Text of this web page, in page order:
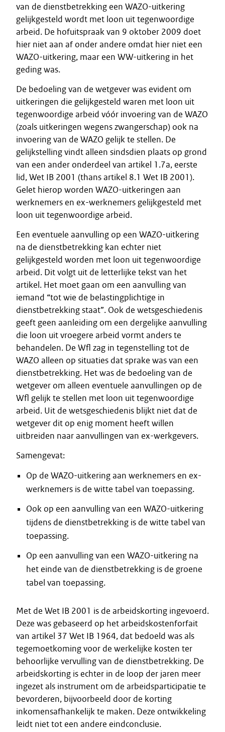
van de dienstbetrekking een WAZO-uitkering
gelijkgesteld wordt met loon uit tegenwoordige
arbeid. De hofuitspraak van 9 oktober 2009 doet
hier niet aan af onder andere omdat hier niet een
WAZO-uitkering, maar een WW-uitkering in het
geding was.
De bedoeling van de wetgever was evident om
uitkeringen die gelijkgesteld waren met loon uit
tegenwoordige arbeid vóór invoering van de WAZO
(zoals uitkeringen wegens zwangerschap) ook na
invoering van de WAZO gelijk te stellen. De
gelijkstelling vindt alleen sindsdien plaats op grond
van een ander onderdeel van artikel 1.7a, eerste
lid, Wet IB 2001 (thans artikel 8.1 Wet IB 2001).
Gelet hierop worden WAZO-uitkeringen aan
werknemers en ex-werknemers gelijkgesteld met
loon uit tegenwoordige arbeid.
Een eventuele aanvulling op een WAZO-uitkering
na de dienstbetrekking kan echter niet
gelijkgesteld worden met loon uit tegenwoordige
arbeid. Dit volgt uit de letterlijke tekst van het
artikel. Het moet gaan om een aanvulling van
iemand “tot wie de belastingplichtige in
dienstbetrekking staat”. Ook de wetsgeschiedenis
geeft geen aanleiding om een dergelijke aanvulling
die loon uit vroegere arbeid vormt anders te
behandelen. De Wfl zag in tegenstelling tot de
WAZO alleen op situaties dat sprake was van een
dienstbetrekking. Het was de bedoeling van de
wetgever om alleen eventuele aanvullingen op de
Wfl gelijk te stellen met loon uit tegenwoordige
arbeid. Uit de wetsgeschiedenis blijkt niet dat de
wetgever dit op enig moment heeft willen
uitbreiden naar aanvullingen van ex-werkgevers.
Samengevat:
Op de WAZO-uitkering aan werknemers en ex-
werknemers is de witte tabel van toepassing.
Ook op een aanvulling van een WAZO-uitkering
tijdens de dienstbetrekking is de witte tabel van
toepassing.
Op een aanvulling van een WAZO-uitkering na
het einde van de dienstbetrekking is de groene
tabel van toepassing.
Met de Wet IB 2001 is de arbeidskorting ingevoerd.
Deze was gebaseerd op het arbeidskostenforfait
van artikel 37 Wet IB 1964, dat bedoeld was als
tegemoetkoming voor de werkelijke kosten ter
behoorlijke vervulling van de dienstbetrekking. De
arbeidskorting is echter in de loop der jaren meer
ingezet als instrument om de arbeidsparticipatie te
bevorderen, bijvoorbeeld door de korting
inkomensafhankelijk te maken. Deze ontwikkeling
leidt niet tot een andere eindconclusie.